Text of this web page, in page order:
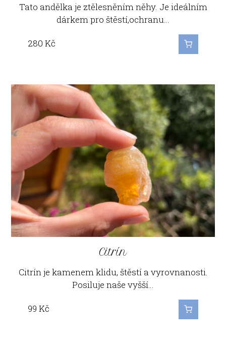
Tato andělka je ztělesněním něhy. Je ideálním
dárkem pro štěstí,ochranu…
280 Kč
Citrín
Citrín je kamenem klidu, štěstí a vyrovnanosti.
Posiluje naše vyšší…
99 Kč